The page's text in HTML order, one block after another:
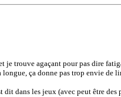
trouve agaçant pour pas dire
ça donne pas trop envie de
dans les jeux (avec peut être